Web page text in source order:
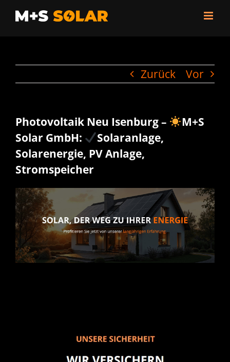
Zum
Inhalt
Zurück Vor
Photovoltaik Neu Isenburg –
M+S
Solar GmbH:
Solaranlage,
Solarenergie, PV Anlage,
Stromspeicher